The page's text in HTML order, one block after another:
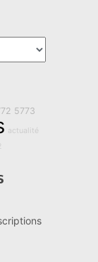
5773
actualité